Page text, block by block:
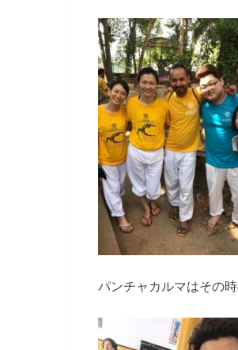
パンチャカルマはその